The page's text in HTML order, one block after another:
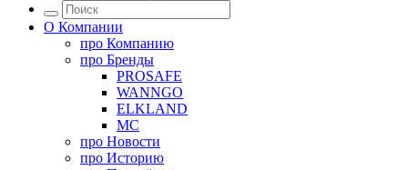
О Компании
про Компанию
про Бренды
PROSAFE
WANNGO
ELKLAND
MC
про Новости
про Историю